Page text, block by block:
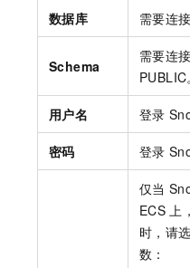
数据库 需要连
Schema
需要连
PUBLIC。
用户名 登录
密码 登录
仅当
ECS 上
时，请
数：